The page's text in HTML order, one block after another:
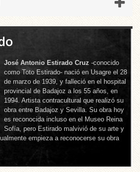
José Antonio Estirado Cruz -conocido
como Toto Estirado- nació en Usagre el 28
de marzo de 1939, y falleció en el hospital
provincial de Badajoz a los 55 años, en
1994. Artista contracultural que realizó su
obra entre Badajoz y Sevilla. Su obra hoy
es reconocida incluso en el Museo Reina
Sofía, pero Estirado malvivió de su arte y
empieza a reconocerse su obra